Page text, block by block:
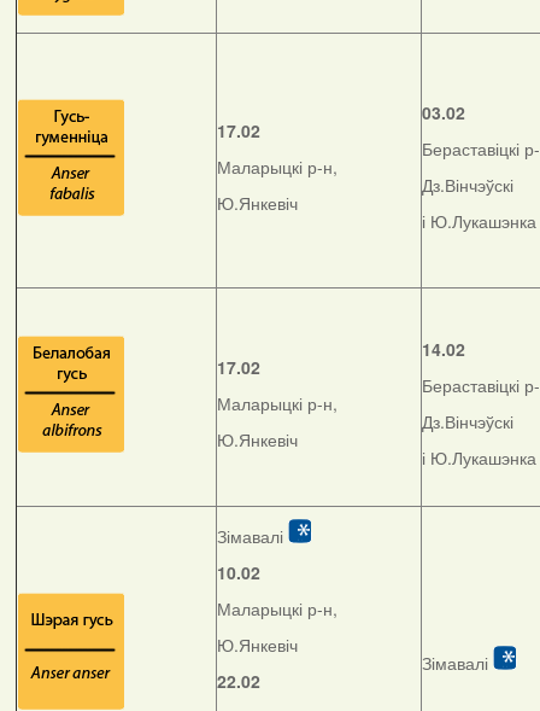
17.02
Маларыцкі р-н,
Ю.Янкевіч
03.02
Бераставіцкі
Дз.Вінчэўскі
і Ю.Лукашэнка
17.02
Маларыцкі р-н,
Ю.Янкевіч
14.02
Бераставіцкі
Дз.Вінчэўскі
і Ю.Лукашэнка
Зімавалі
10.02
Маларыцкі р-н,
Ю.Янкевіч
22.02
Зімавалі